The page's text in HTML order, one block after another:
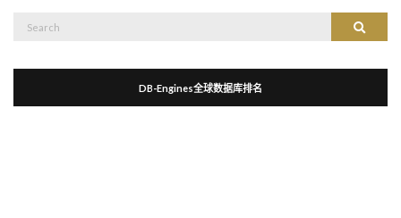
Search
DB-Engines全球数据库排名